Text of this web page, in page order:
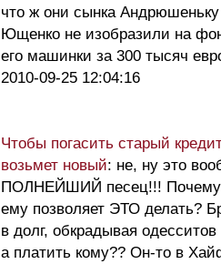
что ж они сынка Андрюшеньку
Ющенко не изобразили на
его машинки за 300 тысяч
2010-09-25 12:04:16
Чтобы погасить старый
возьмет новый: не, ну это
ПОЛНЕЙШИЙ песец!!! Почему
ему позволяет ЭТО делать?
в долг, обкрадывая
а платить кому?? Он-то в